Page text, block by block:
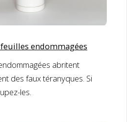
endommagées
abritent
des faux téranyques. Si
les.